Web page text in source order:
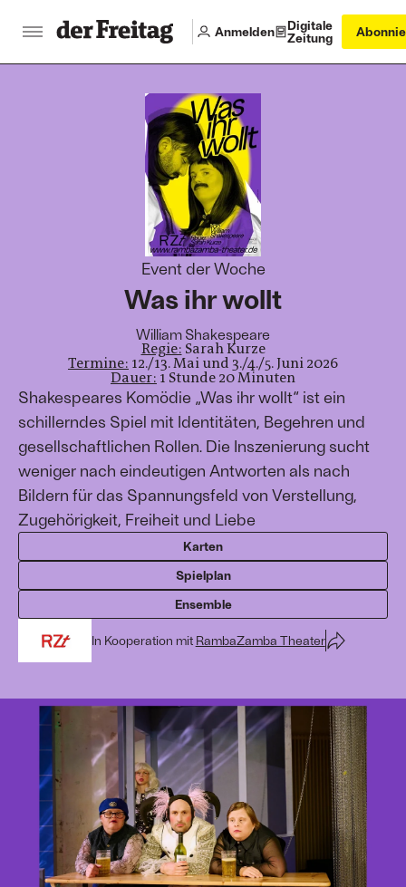
Anmelden
Digitale
Zeitung
Event der Woche
Was ihr wollt
William Shakespeare
Regie: Sarah Kurze
Termine: 12./13. Mai und 3./4./5. Juni 2026
Dauer: 1 Stunde 20 Minuten
Shakespeares Komödie „Was ihr wollt“ ist ein
schillerndes Spiel mit Identitäten, Begehren und
gesellschaftlichen Rollen. Die Inszenierung sucht
weniger nach eindeutigen Antworten als nach
Bildern für das Spannungsfeld von Verstellung,
Zugehörigkeit, Freiheit und Liebe
Karten
Spielplan
Ensemble
In Kooperation mit RambaZamba Theater